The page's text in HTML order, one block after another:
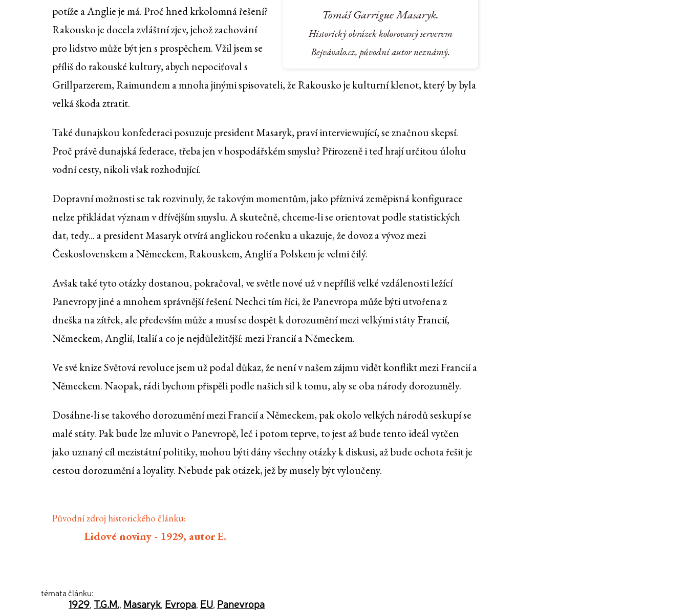
Tomáš Garrigue Masaryk.
Historický obrázek kolorovaný serverem
Bejvávalo.cz, původní autor neznámý.
potíže a Anglie je má. Proč hned krkolomná řešení?
Rakousko je docela zvláštní zjev, jehož zachování
pro lidstvo může být jen s prospěchem. Vžil jsem se
příliš do rakouské kultury, abych nepociťoval s
Grillparzerem, Raimundem a mnoha jinými spisovateli, že Rakousko je kulturní klenot, který by byla
velká škoda ztratit.
Také dunajskou konfederaci posuzuje president Masaryk, praví interviewující, se značnou skepsí.
Proč právě dunajská federace, třeba jen v hospodářském smyslu? Přirozeně i teď hrají určitou úlohu
vodní cesty, nikoli však rozhodující.
Dopravní možnosti se tak rozvinuly, že takovým momentům, jako příznivá zeměpisná konfigurace
nelze přikládat význam v dřívějším smyslu. A skutečně, chceme-li se orientovat podle statistických
dat, tedy... a president Masaryk otvírá anglickou ročenku a ukazuje, že dovoz a vývoz mezi
Československem a Německem, Rakouskem, Anglií a Polskem je velmi čilý.
Avšak také tyto otázky dostanou, pokračoval, ve světle nové už v nepříliš velké vzdálenosti ležící
Panevropy jiné a mnohem správnější řešení. Nechci tím říci, že Panevropa může býti utvořena z
dneška na zítřek, ale především může a musí se dospět k dorozumění mezi velkými státy Francií,
Německem, Anglií, Italií a co je nejdůležitější: mezi Francií a Německem.
Ve své knize Světová revoluce jsem už podal důkaz, že není v našem zájmu vidět konflikt mezi Francií a
Německem. Naopak, rádi bychom přispěli podle našich sil k tomu, aby se oba národy dorozuměly.
Dosáhne-li se takového dorozumění mezi Francií a Německem, pak okolo velkých národů seskupí se
malé státy. Pak bude lze mluvit o Panevropě, leč i potom teprve, to jest až bude tento ideál vytčen
jako uznaný cíl mezistátní politiky, mohou býti dány všechny otázky k diskusi, až bude ochota řešit je
cestou dorozumění a loyality. Nebude pak otázek, jež by musely být vyloučeny.
Původní zdroj historického článku:
Lidové noviny - 1929, autor E.
témata článku:
1929, T.G.M., Masaryk, Evropa, EU, Panevropa